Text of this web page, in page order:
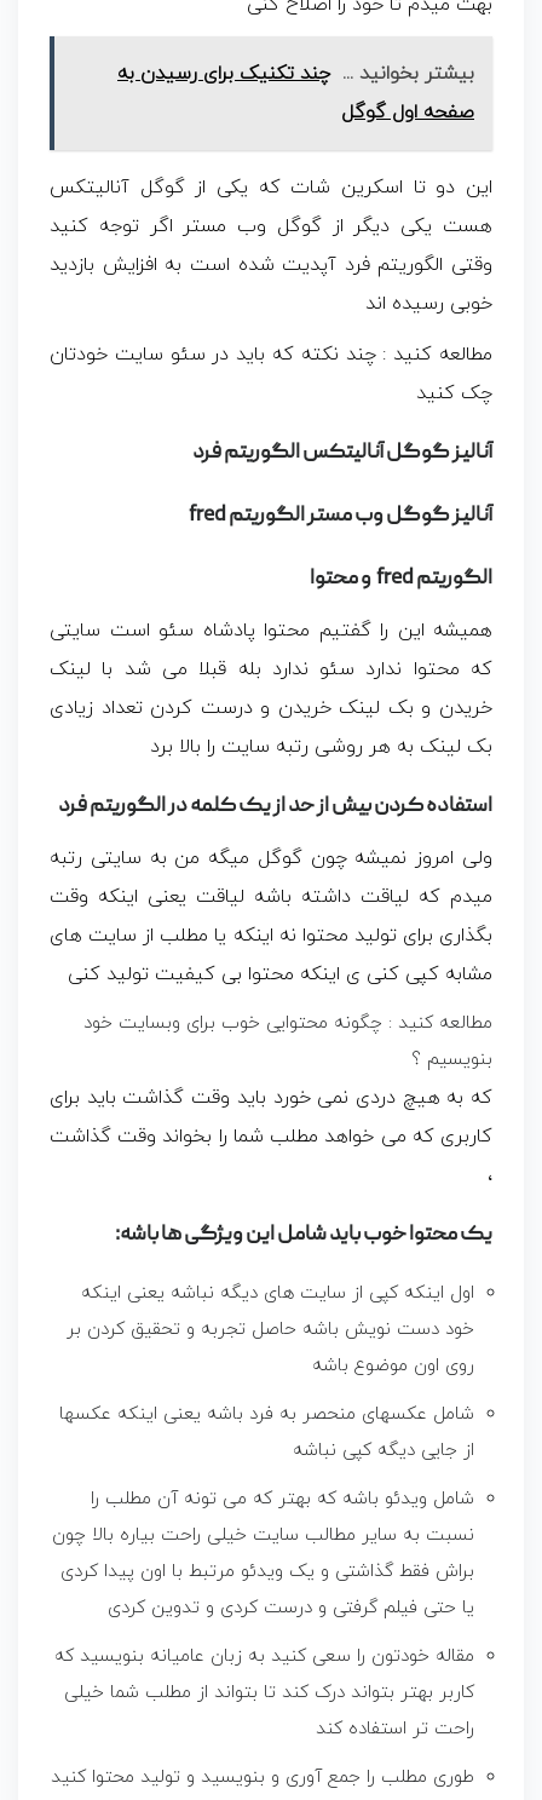
بیشتر بخوانید ... چند تکنیک برای رسیدن به
صفحه اول گوگل
این دو تا اسکرین شات که یکی از گوگل آنالیتکس
هست یکی دیگر از گوگل وب مستر اگر توجه کنید
وقتی الگوریتم فرد آپدیت شده است به افزایش بازدید
خوبی رسیده اند
مطالعه کنید : چند نکته که باید در سئو سایت خودتان
چک کنید
آنالیز گوگل آنالیتکس الگوریتم فرد
آنالیز گوگل وب مستر الگوریتم fred
الگوریتم fred و محتوا
همیشه این را گفتیم محتوا پادشاه سئو است سایتی
که محتوا ندارد سئو ندارد بله قبلا می شد با لینک
خریدن و بک لینک خریدن و درست کردن تعداد زیادی
بک لینک به هر روشی رتبه سایت را بالا برد
استفاده کردن بیش از حد از یک کلمه در الگوریتم فرد
ولی امروز نمیشه چون گوگل میگه من به سایتی رتبه
میدم که لیاقت داشته باشه لیاقت یعنی اینکه وقت
بگذاری برای تولید محتوا نه اینکه یا مطلب از سایت های
مشابه کپی کنی ی اینکه محتوا بی کیفیت تولید کنی
مطالعه کنید : چگونه محتوایی خوب برای وبسایت خود
بنویسیم ؟
که به هیچ دردی نمی خورد باید وقت گذاشت باید برای
کاربری که می خواهد مطلب شما را بخواند وقت گذاشت
،
یک محتوا خوب باید شامل این ویژگی ها باشه:
اول اینکه کپی از سایت های دیگه نباشه یعنی اینکه
خود دست نویش باشه حاصل تجربه و تحقیق کردن بر
روی اون موضوع باشه
شامل عکسهای منحصر به فرد باشه یعنی اینکه عکسها
از جایی دیگه کپی نباشه
شامل ویدئو باشه که بهتر که می تونه آن مطلب را
نسبت به سایر مطالب سایت خیلی راحت بیاره بالا چون
براش فقط گذاشتی و یک ویدئو مرتبط با اون پیدا کردی
یا حتی فیلم گرفتی و درست کردی و تدوین کردی
مقاله خودتون را سعی کنید به زبان عامیانه بنویسید که
کاربر بهتر بتواند درک کند تا بتواند از مطلب شما خیلی
راحت تر استفاده کند
طوری مطلب را جمع آوری و بنویسید و تولید محتوا کنید